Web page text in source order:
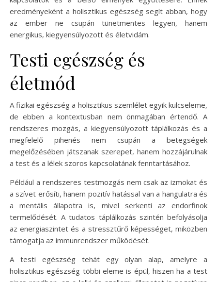
eredményeként a holisztikus egészség segít abban, hogy
az ember ne csupán tünetmentes legyen, hanem
energikus, kiegyensúlyozott és életvidám.
Testi egészség és
életmód
A fizikai egészség a holisztikus szemlélet egyik kulcseleme,
de ebben a kontextusban nem önmagában értendő. A
rendszeres mozgás, a kiegyensúlyozott táplálkozás és a
megfelelő pihenés nem csupán a betegségek
megelőzésében játszanak szerepet, hanem hozzájárulnak
a test és a lélek szoros kapcsolatának fenntartásához.
Például a rendszeres testmozgás nem csak az izmokat és
a szívet erősíti, hanem pozitív hatással van a hangulatra és
a mentális állapotra is, mivel serkenti az endorfinok
termelődését. A tudatos táplálkozás szintén befolyásolja
az energiaszintet és a stressztűrő képességet, miközben
támogatja az immunrendszer működését.
A testi egészség tehát egy olyan alap, amelyre a
holisztikus egészség többi eleme is épül, hiszen ha a test